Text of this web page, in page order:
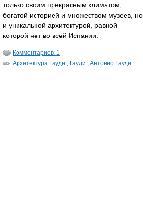
только своим прекрасным климатом,
богатой историей и множеством музеев, но
и уникальной архитектурой, равной
которой нет во всей Испании.
Комментариев: 1
Архитектура Гауди , Гауди , Антонио Гауди